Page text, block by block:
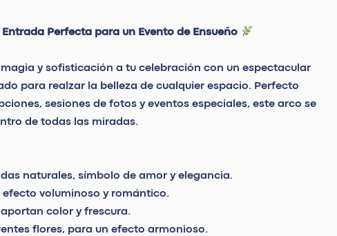
Perfecta para un Evento de Ensueño
magia y sofisticación a tu celebración con un espectacular
para realzar la belleza de cualquier espacio. Perfecto
sesiones de fotos y eventos especiales, este arco se
de todas las miradas.
naturales, símbolo de amor y elegancia.
efecto voluminoso y romántico.
aportan color y frescura.
flores, para un efecto armonioso.